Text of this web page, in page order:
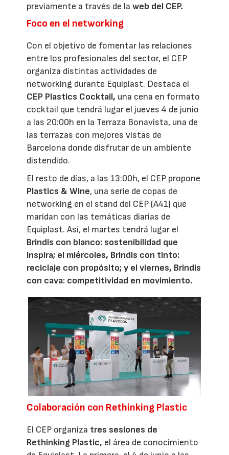
previamente a través de la web del CEP.
Foco en el networking
Con el objetivo de fomentar las relaciones
entre los profesionales del sector, el CEP
organiza distintas actividades de
networking durante Equiplast. Destaca el
CEP Plastics Cocktail, una cena en formato
cocktail que tendrá lugar el jueves 4 de junio
a las 20:00h en la Terraza Bonavista, una de
las terrazas con mejores vistas de
Barcelona donde disfrutar de un ambiente
distendido.
El resto de días, a las 13:00h, el CEP propone
Plastics & Wine, una serie de copas de
networking en el stand del CEP (A41) que
maridan con las temáticas diarias de
Equiplast. Así, el martes tendrá lugar el
Brindis con blanco: sostenibilidad que
inspira; el miércoles, Brindis con tinto:
reciclaje con propósito; y el viernes, Brindis
con cava: competitividad en movimiento.
Colaboración con Rethinking Plastic
El CEP organiza tres sesiones de
Rethinking Plastic, el área de conocimiento